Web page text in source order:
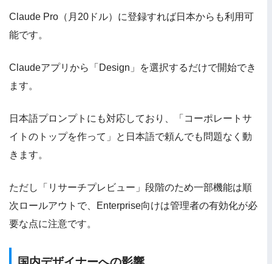
Claude Pro（月20ドル）に登録すれば日本からも利用可
能です。
Claudeアプリから「Design」を選択するだけで開始でき
ます。
日本語プロンプトにも対応しており、「コーポレートサ
イトのトップを作って」と日本語で頼んでも問題なく動
きます。
ただし「リサーチプレビュー」段階のため一部機能は順
次ロールアウトで、Enterprise向けは管理者の有効化が必
要な点に注意です。